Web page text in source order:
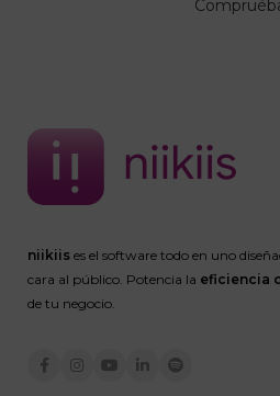
niikiis es el software todo en uno
cara al público. Potencia la eficiencia
de tu negocio.